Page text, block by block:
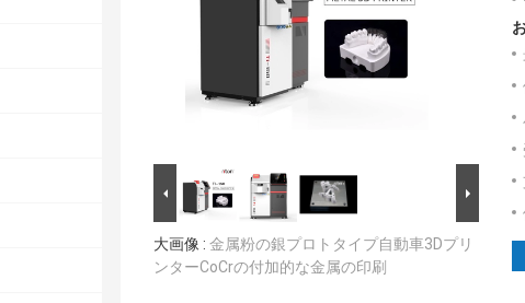
大画像 : 金属粉の銀プロトタイプ自動車3Dプリ
ンターCoCrの付加的な金属の印刷